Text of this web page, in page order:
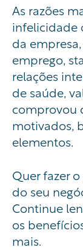
As razões
infelicidade
da
emprego,
relações
de saúde,
comprovou
motivados,
elementos.
Quer fazer
do seu
Continue
os
mais.